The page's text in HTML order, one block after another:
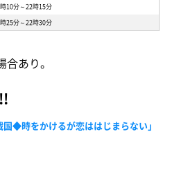
10分～22時15分
25分～22時30分
あり。
◆時をかけるが恋ははじまらない」